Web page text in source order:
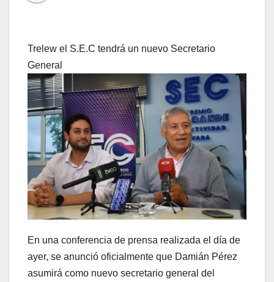
Trelew el S.E.C tendrá un nuevo Secretario
General
En una conferencia de prensa realizada el día de
ayer, se anunció oficialmente que Damián Pérez
asumirá como nuevo secretario general del